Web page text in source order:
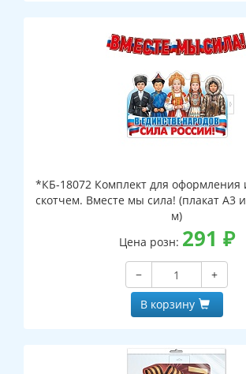
*КБ-18072 Комплект для оформления
скотчем. Вместе мы сила! (плакат А3
м)
Цена розн: 291 ₽
−
+
В корзину